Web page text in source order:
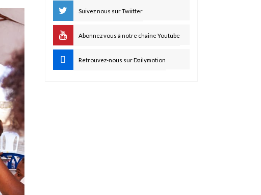
Suivez nous sur Twiitter
Abonnez vous à notre chaine Youtube
Retrouvez-nous sur Dailymotion